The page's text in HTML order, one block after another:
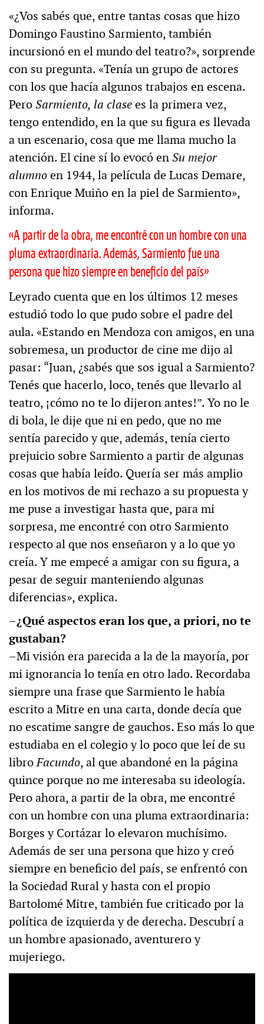
«¿Vos sabés que, entre tantas cosas que hizo
Domingo Faustino Sarmiento, también
incursionó en el mundo del teatro?», sorprende
con su pregunta. «Tenía un grupo de actores
con los que hacía algunos trabajos en escena.
PeroSarmiento, la clasees la primera vez,
tengo entendido, en la que su figura es llevada
a un escenario, cosa que me llama mucho la
atención. El cine sí lo evocó enSu mejor
alumnoen 1944, la película de Lucas Demare,
con Enrique Muiño en la piel de Sarmiento»,
informa.
«A partir de la obra, me encontré con un hombre con una
pluma extraordinaria. Además, Sarmiento fue una
persona que hizo siempre en beneficio del país»
Leyrado cuenta que en los últimos 12 meses
estudió todo lo que pudo sobre el padre del
aula. «Estando en Mendoza con amigos, en una
sobremesa, un productor de cine me dijo al
pasar: “Juan, ¿sabés que sos igual a Sarmiento?
Tenés que hacerlo, loco, tenés que llevarlo al
teatro, ¡cómo no te lo dijeron antes!”. Yo no le
di bola, le dije que ni en pedo, que no me
sentía parecido y que, además, tenía cierto
prejuicio sobre Sarmiento a partir de algunas
cosas que había leído. Quería ser más amplio
en los motivos de mi rechazo a su propuesta y
me puse a investigar hasta que, para mi
sorpresa, me encontré con otro Sarmiento
respecto al que nos enseñaron y a lo que yo
creía. Y me empecé a amigar con su figura, a
pesar de seguir manteniendo algunas
diferencias», explica.
–¿Qué aspectos eran los que, a priori, no te
gustaban?
–Mi visión era parecida a la de la mayoría, por
mi ignorancia lo tenía en otro lado. Recordaba
siempre una frase que Sarmiento le había
escrito a Mitre en una carta, donde decía que
no escatime sangre de gauchos. Eso más lo que
estudiaba en el colegio y lo poco que leí de su
libroFacundo, al que abandoné en la página
quince porque no me interesaba su ideología.
Pero ahora, a partir de la obra, me encontré
con un hombre con una pluma extraordinaria:
Borges y Cortázar lo elevaron muchísimo.
Además de ser una persona que hizo y creó
siempre en beneficio del país, se enfrentó con
la Sociedad Rural y hasta con el propio
Bartolomé Mitre, también fue criticado por la
política de izquierda y de derecha. Descubrí a
un hombre apasionado, aventurero y
mujeriego.